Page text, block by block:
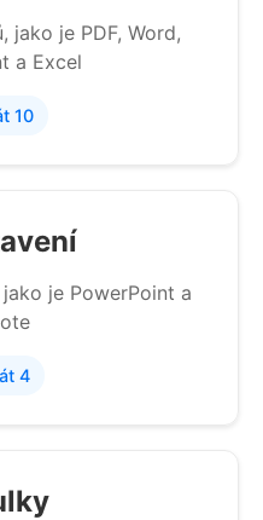
jako je PDF, Word,
a Excel
10
je PowerPoint a
4